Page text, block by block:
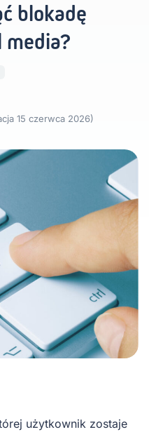
blokadę
media?
15 czerwca 2026)
użytkownik zostaje